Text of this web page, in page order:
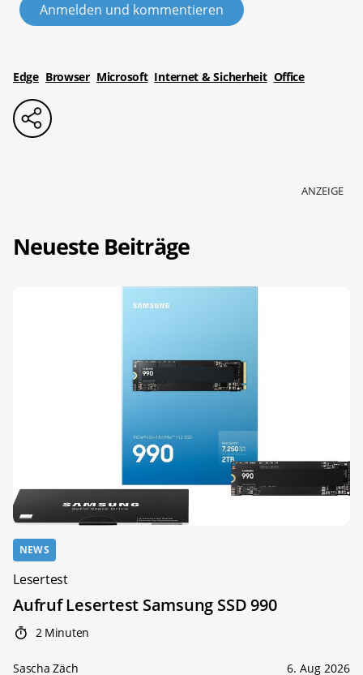
Anmelden und kommentieren
Edge Browser Microsoft Internet & Sicherheit Office
ANZEIGE
Neueste Beiträge
NEWS
Lesertest
Aufruf Lesertest Samsung SSD 990
2 Minuten
Sascha Zäch 6. Aug 2026